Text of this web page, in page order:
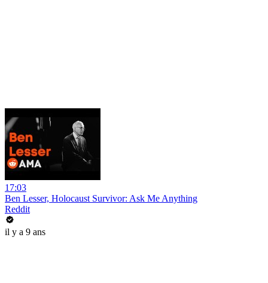
17:03
Ben Lesser, Holocaust Survivor: Ask Me Anything
Reddit
il y a 9 ans